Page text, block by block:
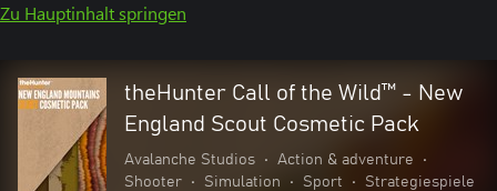
Zu Hauptinhalt springen
theHunter Call of the Wild™ - New
England Scout Cosmetic Pack
Avalanche Studios • Action & adventure
•
Shooter
• Simulation • Sport • Strategiespiele